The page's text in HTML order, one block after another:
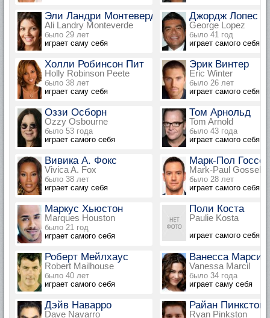
Эли Ландри Монтеверде
Ali Landry Monteverde
было 29 лет
играет саму себя
Джордж Лопес
George Lopez
было 41 год
играет самого себя
Холли Робинсон Пит
Holly Robinson Peete
было 38 лет
играет саму себя
Эрик Винтер
Eric Winter
было 26 лет
играет самого себя
Оззи Осборн
Ozzy Osbourne
было 53 года
играет самого себя
Том Арнольд
Tom Arnold
было 43 года
играет самого себя
Вивика А. Фокс
Vivica A. Fox
было 38 лет
играет саму себя
Марк-Пол
Mark-Paul
было 28 лет
играет самого себя
Маркус Хьюстон
Marques Houston
было 21 год
играет самого себя
Поли Коста
Paulie Kosta
играет самого себя
Роберт Мейлхаус
Robert Mailhouse
было 40 лет
играет самого себя
Ванесса Марсил
Vanessa Marcil
было 34 года
играет саму себя
Дэйв Наварро
Dave Navarro
Райан Пинкстон
Ryan Pinkston